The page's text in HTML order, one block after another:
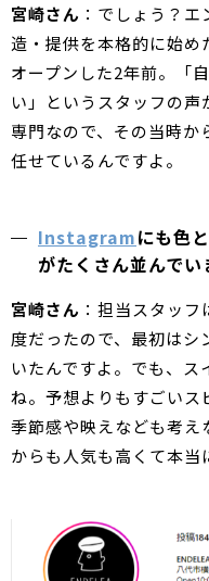
宮崎さん ：でしょう？
造・提供を本格的に始
オープンした2年前。「
い」というスタッフの声
専門なので、その当時か
任せているんですよ。
Instagramにも色
がたくさん並んでい
宮崎さん ：担当スタッ
度だったので、最初はシ
いたんですよ。でも、ス
ね。予想よりもすごいス
季節感や映えなども考え
からも人気も高くて本当